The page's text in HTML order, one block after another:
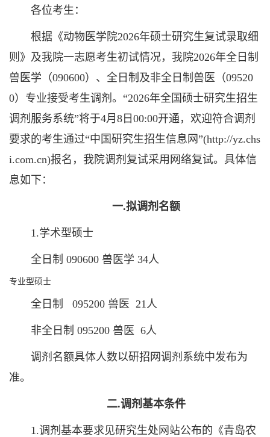
各位考生：
根据《动物医学院2026年硕士研究生复试录取细
则》及我院一志愿考生初试情况，我院2026年全日制
兽医学（090600）、全日制及非全日制兽医（09520
0）专业接受考生调剂。“2026年全国硕士研究生招生
调剂服务系统”将于4月8日00:00开通，欢迎符合调剂
要求的考生通过“中国研究生招生信息网”(http://yz.chs
i.com.cn)报名，我院调剂复试采用网络复试。具体信
息如下：
一.拟调剂名额
1.学术型硕士
全日制 090600 兽医学 34人
专业型硕士
全日制 095200 兽医 21人
非全日制 095200 兽医 6人
调剂名额具体人数以研招网调剂系统中发布为
准。
二.调剂基本条件
1.调剂基本要求见研究生处网站公布的《青岛农